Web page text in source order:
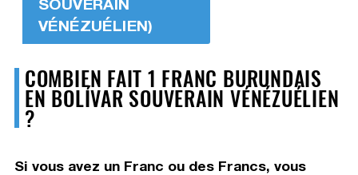
VÉNÉZUÉLIEN)
COMBIEN FAIT 1 FRANC BURUNDAIS
EN BOLÍVAR SOUVERAIN VÉNÉZUÉLIEN
?
Si vous avez un Franc ou des Francs, vous